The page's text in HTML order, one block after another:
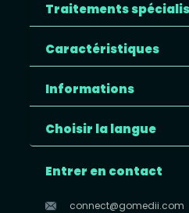
Traitements
Caractéristiques
Informations
Choisir la langue
Entrer en contact
connect@gomedii.com